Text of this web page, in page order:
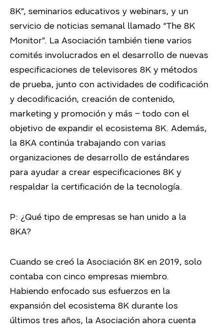
8K”, seminarios educativos y webinars, y un
servicio de noticias semanal llamado “The 8K
Monitor”. La Asociación también tiene varios
comités involucrados en el desarrollo de nuevas
especificaciones de televisores 8K y métodos
de prueba, junto con actividades de codificación
y decodificación, creación de contenido,
marketing y promoción y más – todo con el
objetivo de expandir el ecosistema 8K. Además,
la 8KA continúa trabajando con varias
organizaciones de desarrollo de estándares
para ayudar a crear especificaciones 8K y
respaldar la certificación de la tecnología.
P: ¿Qué tipo de empresas se han unido a la
8KA?
Cuando se creó la Asociación 8K en 2019, solo
contaba con cinco empresas miembro.
Habiendo enfocado sus esfuerzos en la
expansión del ecosistema 8K durante los
últimos tres años, la Asociación ahora cuenta